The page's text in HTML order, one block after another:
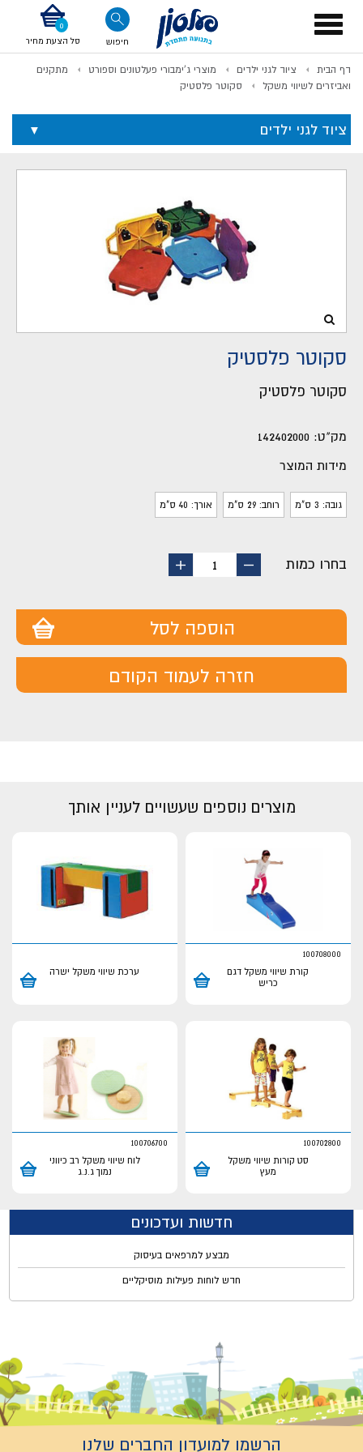
Toggle
navigation
חיפוש סל הצעת מחיר
דף הבית ציוד לגני ילדים מוצרי ג'ימבורי פעלטונים וספורט
מתקנים
ואביזרים לשיווי משקל
סקוטר פלסטיק
ציוד לגני ילדים
סקוטר פלסטיק
סקוטר פלסטיק
מק"ט: 142402000
מידות המוצר
גובה: 3 ס"מ רוחב: 29 ס"מ אורך: 40 ס"מ
בחרו כמות
החסר
1
הוסף
הוספה לסל
חזרה לעמוד הקודם
מוצרים נוספים שעשויים לעניין אותך
100708000
קורת שיווי משקל דגם
כריש
ערכת שיווי משקל ישרה
100702800
סט קורות שיווי משקל
מעץ
100706700
לוח שיווי משקל רב כיווני
נמוך ג.נ.ג
חדשות ועדכונים
מבצע למרפאים בעיסוק
חדש לוחות פעילות מוסיקליים
הרשמו למועדון החברים שלנו